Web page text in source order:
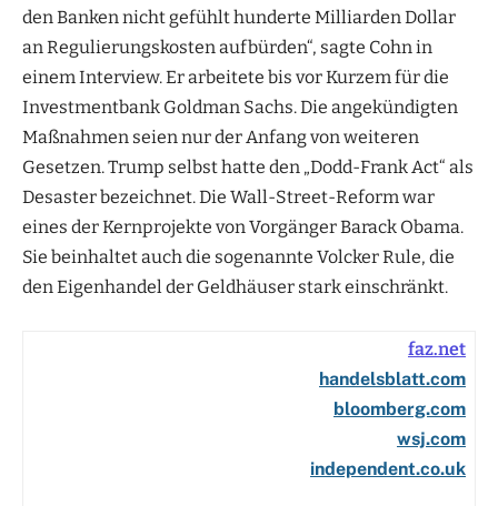
den Banken nicht gefühlt hunderte Milliarden Dollar
an Regulierungskosten aufbürden“, sagte Cohn in
einem Interview. Er arbeitete bis vor Kurzem für die
Investmentbank Goldman Sachs. Die angekündigten
Maßnahmen seien nur der Anfang von weiteren
Gesetzen. Trump selbst hatte den „Dodd-Frank Act“ als
Desaster bezeichnet. Die Wall-Street-Reform war
eines der Kernprojekte von Vorgänger Barack Obama.
Sie beinhaltet auch die sogenannte Volcker Rule, die
den Eigenhandel der Geldhäuser stark einschränkt.
faz.net
handelsblatt.com
bloomberg.com
wsj.com
independent.co.uk